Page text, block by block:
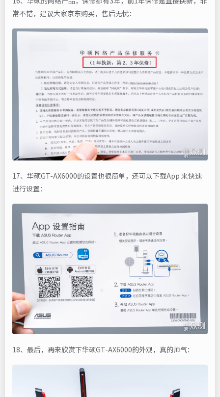
常不错，建议大家京东购买，售后无忧：
17、华硕GT-AX6000的设置也很简单，还可以下载App 来快速
进行设置：
18、最后，再来欣赏下华硕GT-AX6000的外观，真的帅气：